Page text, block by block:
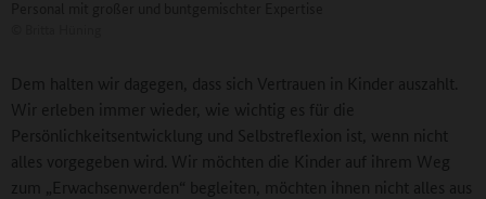
Dem halten wir dagegen, dass sich Vertrauen in Kinder auszahlt.
Wir erleben immer wieder, wie wichtig es für die
Persönlichkeitsentwicklung und Selbstreflexion ist, wenn nicht
alles vorgegeben wird. Wir möchten die Kinder auf ihrem Weg
zum „Erwachsenwerden“ begleiten, möchten ihnen nicht alles aus